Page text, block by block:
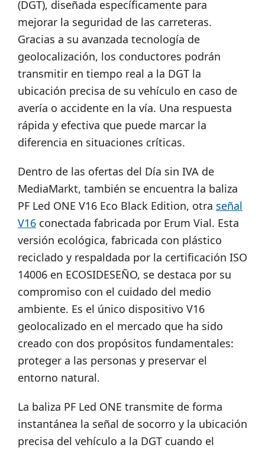
(DGT), diseñada específicamente para
mejorar la seguridad de las carreteras.
Gracias a su avanzada tecnología de
geolocalización, los conductores podrán
transmitir en tiempo real a la DGT la
ubicación precisa de su vehículo en caso de
avería o accidente en la vía. Una respuesta
rápida y efectiva que puede marcar la
diferencia en situaciones críticas.
Dentro de las ofertas del Día sin IVA de
MediaMarkt, también se encuentra la baliza
PF Led ONE V16 Eco Black Edition, otra señal
V16 conectada fabricada por Erum Vial. Esta
versión ecológica, fabricada con plástico
reciclado y respaldada por la certificación ISO
14006 en ECOSIDESEÑO, se destaca por su
compromiso con el cuidado del medio
ambiente. Es el único dispositivo V16
geolocalizado en el mercado que ha sido
creado con dos propósitos fundamentales:
proteger a las personas y preservar el
entorno natural.
La baliza PF Led ONE transmite de forma
instantánea la señal de socorro y la ubicación
precisa del vehículo a la DGT cuando el